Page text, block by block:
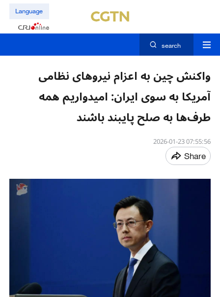
Language
search
واکنش چین به اعزام نیروهای نظامی
آمریکا به سوی ایران: امیدواریم همه
طرف‌ها به صلح پایبند باشند
07:55:56 2026-01-23
Share